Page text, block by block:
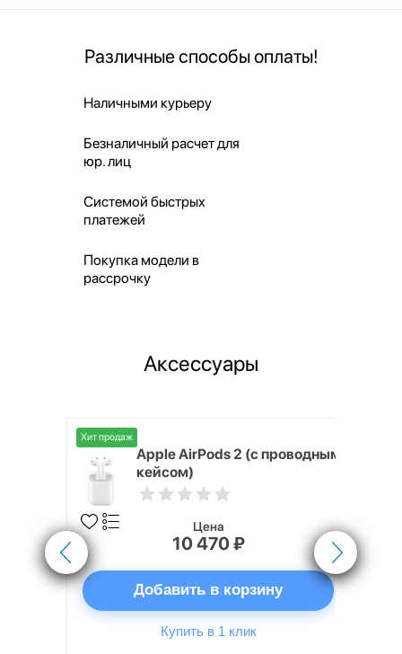
Различные способы оплаты!
Наличными курьеру
Безналичный расчет для
юр. лиц
Системой быстрых
платежей
Покупка модели в
рассрочку
Аксессуары
Хит продаж
Apple AirPods 2 (с проводным
кейсом)
Цена
10 470 ₽
Добавить в корзину
Купить в 1 клик